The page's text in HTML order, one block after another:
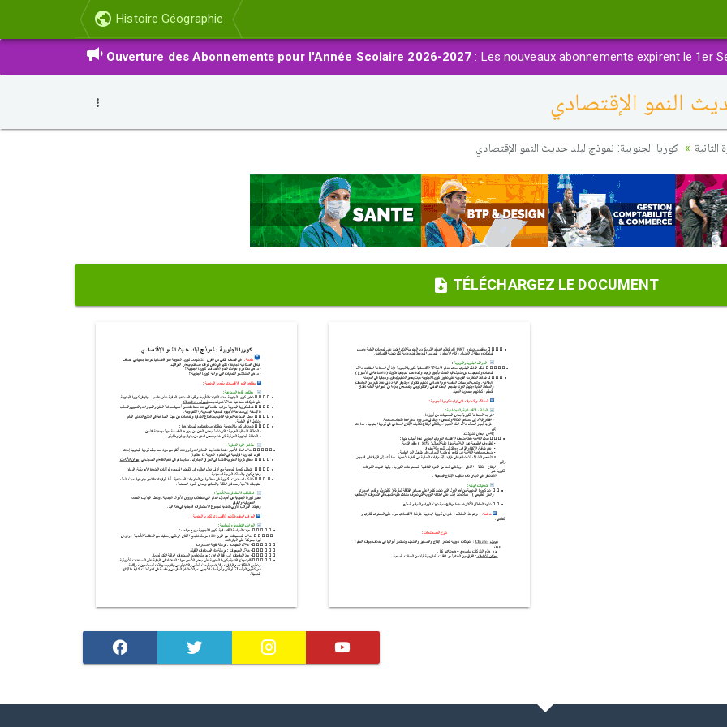
Histoire Géographie
Ouverture des Abonnements pour l'Année Scolaire 2026-2027 : Les nouveaux abonnements expirent le 1er
النمو الإقتصادي
كوريا الجنوبية: نموذج لبلد حديث النمو الإقتصادي
TÉLÉCHARGEZ LE DOCUMENT